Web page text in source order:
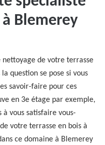
Blemerey
nettoyage de votre terrasse
question se pose si vous
savoir-faire pour ces
en 3e étage par exemple,
à vous satisfaire vous-
votre terrasse en bois à
ce domaine à Blemerey